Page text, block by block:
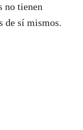
no tienen
de sí mismos.